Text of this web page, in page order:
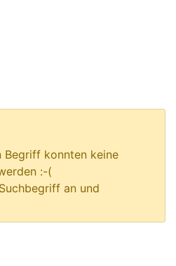
Begriff konnten keine
:-(
an und